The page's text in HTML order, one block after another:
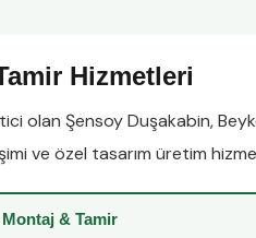
Hizmetleri
olan Şensoy Duşakabin,
ve özel tasarım üretim
Montaj & Tamir